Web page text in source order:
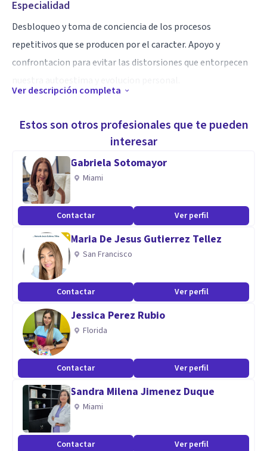
Especialidad
Desbloqueo y toma de conciencia de los procesos
repetitivos que se producen por el caracter. Apoyo y
confrontacion para evitar las distorsiones que entorpecen
Tolerancia
Ver descripción completa
Estos son otros profesionales que te pueden
interesar
Gabriela Sotomayor
Miami
Contactar Ver perfil
Maria De Jesus Gutierrez Tellez
San Francisco
Contactar Ver perfil
Jessica Perez Rubio
Florida
Contactar Ver perfil
Sandra Milena Jimenez Duque
Miami
Contactar Ver perfil